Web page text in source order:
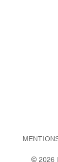
© 2026